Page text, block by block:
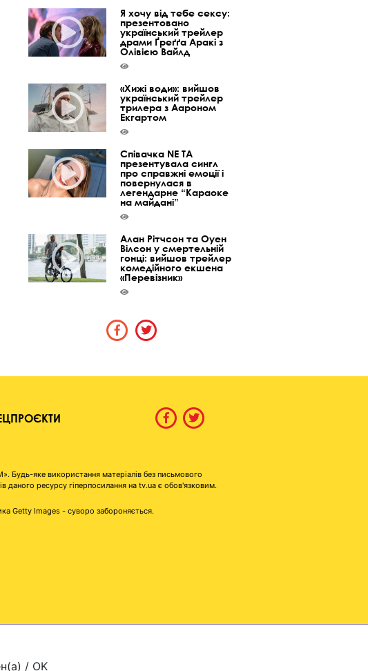
Я хочу від тебе сексу:
презентовано
український трейлер
драми Ґреґґа Аракі з
Олівією Вайлд
«Хижі води»: вийшов
український трейлер
трилера з Аароном
Екгартом
Співачка NE TA
презентувала сингл
про справжні емоції і
повернулася в
легендарне “Караоке
на майдані”
Алан Рітчсон та Оуен
Вілсон у смертельній
гонці: вийшов трейлер
комедійного екшена
«Перевізник»
Будь-яке використання матеріалів без письмового
ресурсу гіперпосилання на tv.ua є обов'язковим.
Getty Images - суворо забороняється.
/ OK